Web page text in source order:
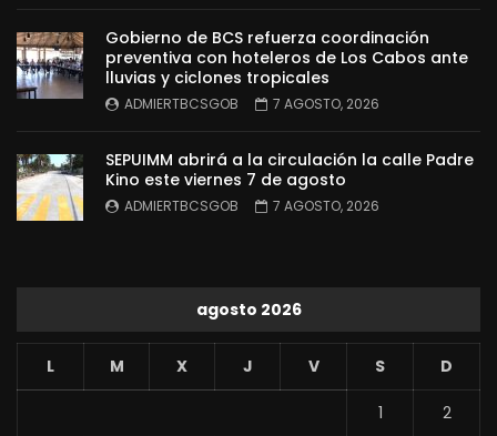
Gobierno de BCS refuerza coordinación
preventiva con hoteleros de Los Cabos ante
lluvias y ciclones tropicales
ADMIERTBCSGOB 7 AGOSTO, 2026
SEPUIMM abrirá a la circulación la calle Padre
Kino este viernes 7 de agosto
ADMIERTBCSGOB 7 AGOSTO, 2026
agosto 2026
L M X J V S D
1 2